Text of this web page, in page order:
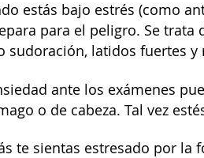
estás bajo estrés (como
para el peligro. Se
sudoración, latidos fuertes y
ante los exámenes
o de cabeza. Tal vez
te sientas estresado por la